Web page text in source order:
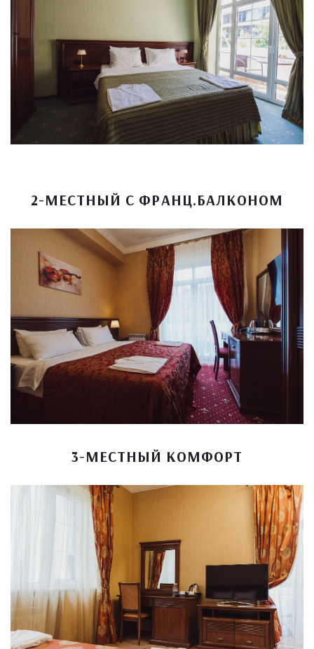
2-МЕСТНЫЙ С ФРАНЦ.БАЛКОНОМ
3-МЕСТНЫЙ КОМФОРТ